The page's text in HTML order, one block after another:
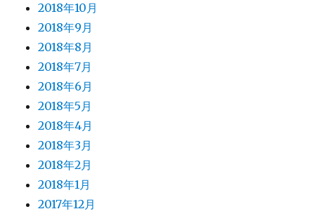
2018年10月
2018年9月
2018年8月
2018年7月
2018年6月
2018年5月
2018年4月
2018年3月
2018年2月
2018年1月
2017年12月